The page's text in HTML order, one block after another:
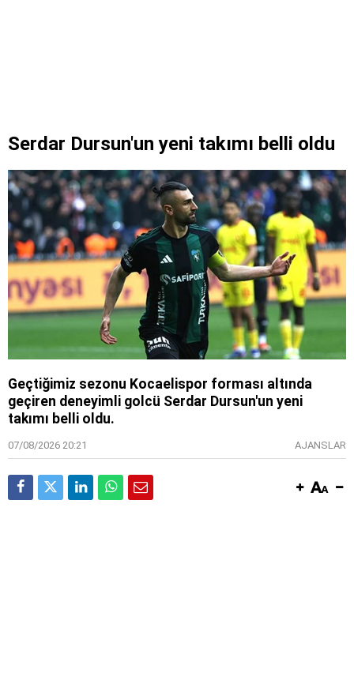
Serdar Dursun'un yeni takımı belli oldu
Geçtiğimiz sezonu Kocaelispor forması altında
geçiren deneyimli golcü Serdar Dursun'un yeni
takımı belli oldu.
07/08/2026 20:21 AJANSLAR